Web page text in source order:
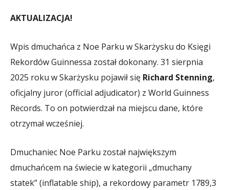
AKTUALIZACJA!
Wpis dmuchańca z Noe Parku w Skarżysku do Księgi
Rekordów Guinnessa został dokonany. 31 sierpnia
2025 roku w Skarżysku pojawił się Richard Stenning,
oficjalny juror (official adjudicator) z World Guinness
Records. To on potwierdzał na miejscu dane, które
otrzymał wcześniej.
Dmuchaniec Noe Parku został największym
dmuchańcem na świecie w kategorii „dmuchany
statek” (inflatable ship), a rekordowy parametr 1789,3